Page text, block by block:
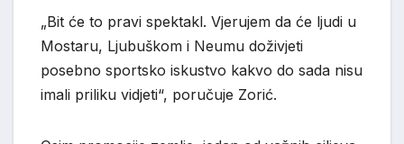
„Bit će to pravi spektakl. Vjerujem da će ljudi u
Mostaru, Ljubuškom i Neumu doživjeti
posebno sportsko iskustvo kakvo do sada nisu
imali priliku vidjeti“, poručuje Zorić.